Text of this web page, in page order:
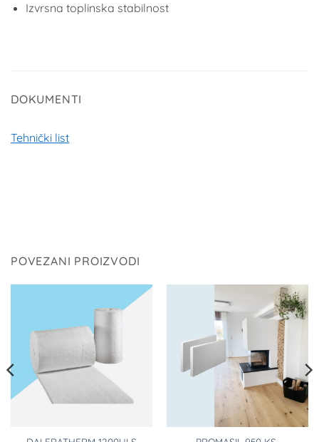
Izvrsna toplinska stabilnost
DOKUMENTI
Tehnički list
POVEZANI PROIZVODI